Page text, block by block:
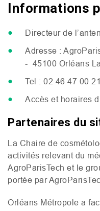
Informations
Directeur de
Adresse :
- 45100 Orléans
Tel : 02 46 47 00 21
Accès et horaires
Partenaires du
La Chaire de
activités relevant du
AgroParisTech et le
portée par
Orléans Métropole a